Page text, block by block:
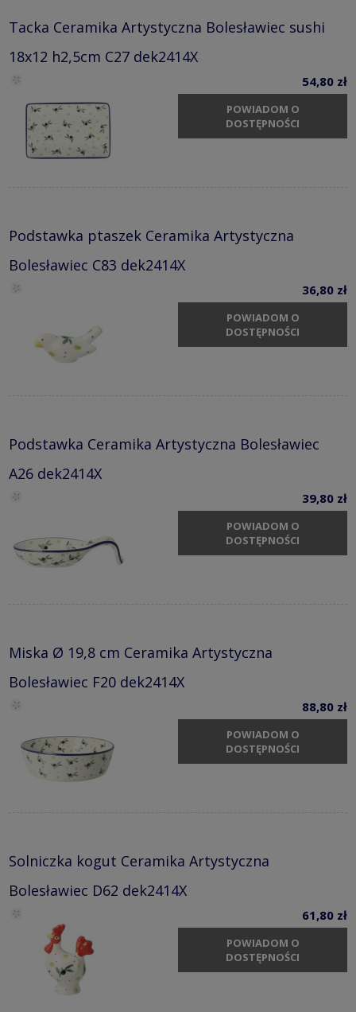
Tacka Ceramika Artystyczna Bolesławiec sushi
18x12 h2,5cm C27 dek2414X
54,80 zł
POWIADOM O
DOSTĘPNOŚCI
Podstawka ptaszek Ceramika Artystyczna
Bolesławiec C83 dek2414X
36,80 zł
POWIADOM O
DOSTĘPNOŚCI
Podstawka Ceramika Artystyczna Bolesławiec
A26 dek2414X
39,80 zł
POWIADOM O
DOSTĘPNOŚCI
Miska Ø 19,8 cm Ceramika Artystyczna
Bolesławiec F20 dek2414X
88,80 zł
POWIADOM O
DOSTĘPNOŚCI
Solniczka kogut Ceramika Artystyczna
Bolesławiec D62 dek2414X
61,80 zł
POWIADOM O
DOSTĘPNOŚCI